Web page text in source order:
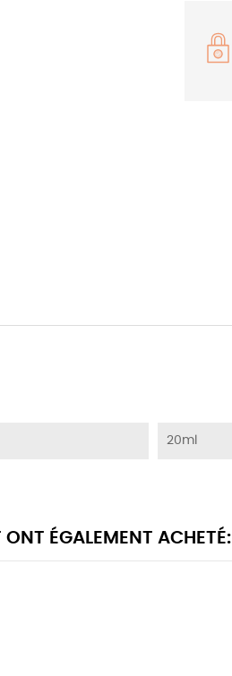
20ml
ÉGALEMENT ACHETÉ: